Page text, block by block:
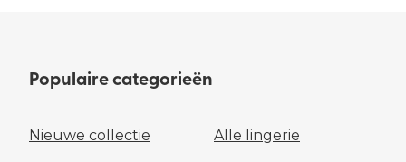
Populaire categorieën
Nieuwe collectie Alle lingerie